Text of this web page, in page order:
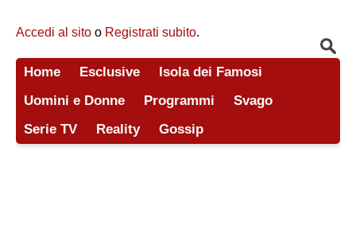
Accedi al sito o Registrati subito.
Home Esclusive
Isola dei Famosi
Uomini e Donne
Programmi
Svago
Serie TV
Reality Gossip